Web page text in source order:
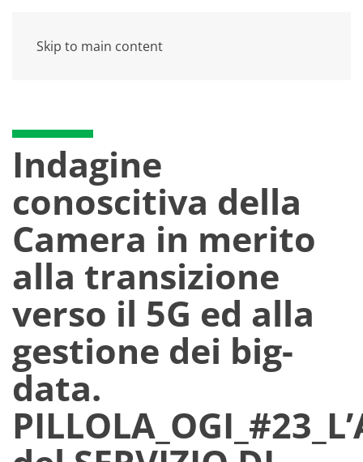
Skip to main content
Indagine
conoscitiva della
Camera in merito
alla transizione
verso il 5G ed alla
gestione dei big-
data.